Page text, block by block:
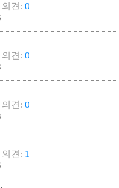
의견: 0
의견: 0
의견: 0
의견: 1